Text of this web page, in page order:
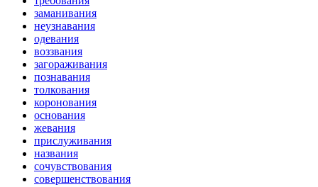
заманивания
неузнавания
одевания
воззвания
загораживания
познавания
толкования
коронования
основания
жевания
прислуживания
названия
сочувствования
совершенствования